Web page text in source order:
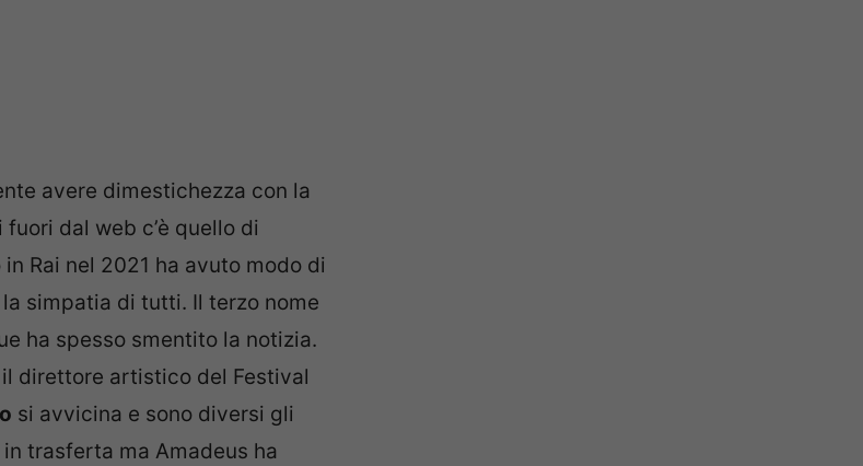
avere dimestichezza con la
dal web c’è quello di
Rai nel 2021 ha avuto modo di
simpatia di tutti. Il terzo nome
ha spesso smentito la notizia.
direttore artistico del Festival
si avvicina e sono diversi gli
trasferta ma Amadeus ha